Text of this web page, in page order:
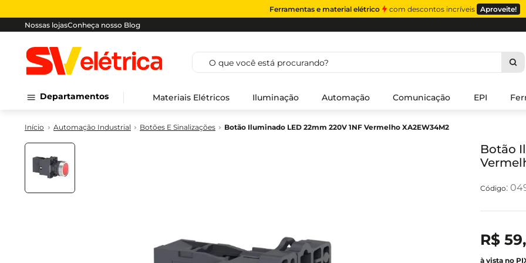
Ferramentas e material elétrico com descontos incríveis Aproveite!
Nossas lojasConheça nosso Blog
O que você está procurando?
Departamentos Materiais Elétricos Iluminação Automação Comunicação EPI
Automação Industrial Botões E Sinalizações Botão Iluminado LED 22mm 220V 1NF Vermelho XA2EW34M2
Botão
:
R$ 59,